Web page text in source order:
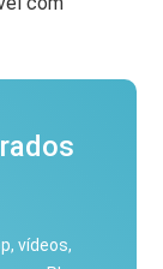
vídeos,